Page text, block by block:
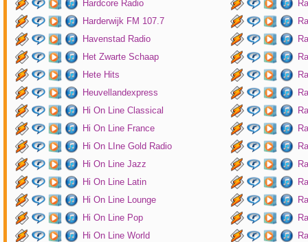
Hardcore Radio
Harderwijk FM 107.7
Havenstad Radio
Het Zwarte Schaap
Hete Hits
Heuvellandexpress
Hi On Line Classical
Hi On Line France
Hi On LIne Gold Radio
Hi On Line Jazz
Hi On Line Latin
Hi On Line Lounge
Hi On Line Pop
Hi On Line World